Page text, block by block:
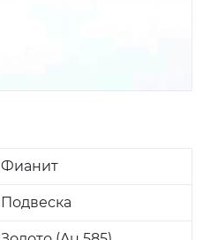
Фианит
Подвеска